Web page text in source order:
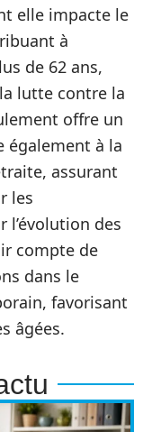
elle impacte le
à
de 62 ans,
lutte contre la
offre un
également à la
assurant
les
l’évolution des
compte de
dans le
favorisant
âgées.